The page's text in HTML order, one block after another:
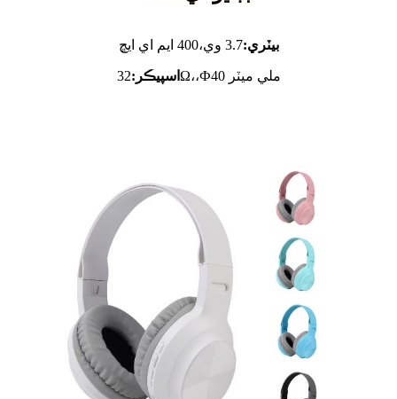
بيٽري:3.7 وي، 400 ايم اي ايڇ
اسپيڪر: 32Ω،،Ф40 ملي ميٽر